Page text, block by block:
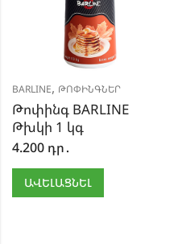
BARLINE, ԹՈՓԻՆԳՆԵՐ
Թոփինգ BARLINE
Թխկի 1 կգ
4.200 դր․
ԱՎԵԼԱՑՆԵԼ